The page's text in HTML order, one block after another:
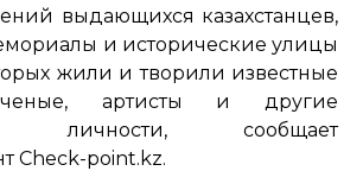
выдающихся казахстанцев,
и исторические улицы
жили и творили известные
артисты и другие
личности, сообщает
Check-point.kz.